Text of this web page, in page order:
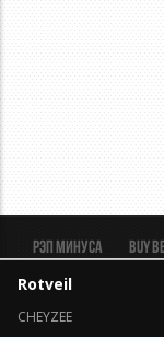
Rotveil
CHEYZEE
Рэп минуса BUY
Рэп биты
Безопасная сделка